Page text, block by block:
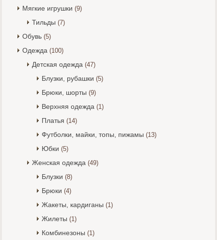
Мягкие игрушки (9)
Тильды (7)
Обувь (5)
Одежда (100)
Детская одежда (47)
Блузки, рубашки (5)
Брюки, шорты (9)
Верхняя одежда (1)
Платья (14)
Футболки, майки, топы, пижамы (13)
Юбки (5)
Женская одежда (49)
Блузки (8)
Брюки (4)
Жакеты, кардиганы (1)
Жилеты (1)
Комбинезоны (1)